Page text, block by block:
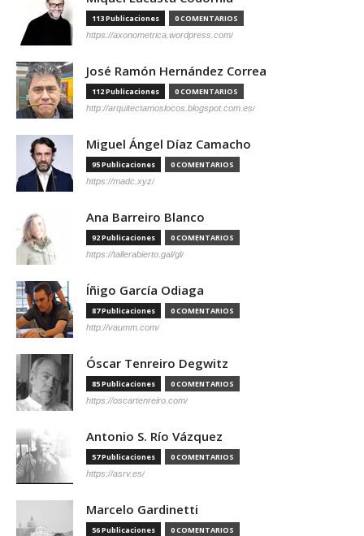
113 Publicaciones 0 COMENTARIOS
https://axonometrica.wordpress.com/
José Ramón Hernández Correa
112 Publicaciones 0 COMENTARIOS
http://arquitectamoslocos.blogspot.com.es/
Miguel Ángel Díaz Camacho
95 Publicaciones 0 COMENTARIOS
https://madc.xyz/
Ana Barreiro Blanco
92 Publicaciones 0 COMENTARIOS
https://tallerabierto.gal/gl/
Íñigo García Odiaga
87 Publicaciones 0 COMENTARIOS
http://vaumm.com/
Óscar Tenreiro Degwitz
85 Publicaciones 0 COMENTARIOS
https://oscartenreiro.com/
Antonio S. Río Vázquez
57 Publicaciones 0 COMENTARIOS
https://asrv.es/
Marcelo Gardinetti
56 Publicaciones 0 COMENTARIOS